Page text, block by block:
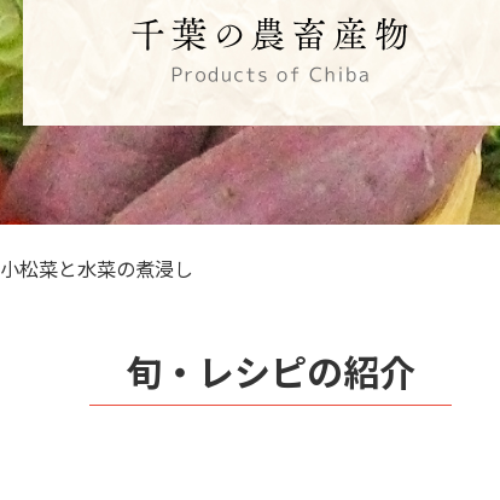
小松菜と水菜の煮浸し
旬・レシピの紹介